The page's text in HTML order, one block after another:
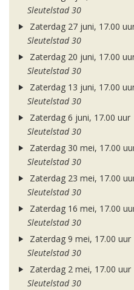
Sleutelstad 30
Zaterdag 27 juni, 17.00
Sleutelstad 30
Zaterdag 20 juni, 17.00
Sleutelstad 30
Zaterdag 13 juni, 17.00
Sleutelstad 30
Zaterdag 6 juni, 17.00 uur
Sleutelstad 30
Zaterdag 30 mei, 17.00
Sleutelstad 30
Zaterdag 23 mei, 17.00
Sleutelstad 30
Zaterdag 16 mei, 17.00
Sleutelstad 30
Zaterdag 9 mei, 17.00 uur
Sleutelstad 30
Zaterdag 2 mei, 17.00 uur
Sleutelstad 30